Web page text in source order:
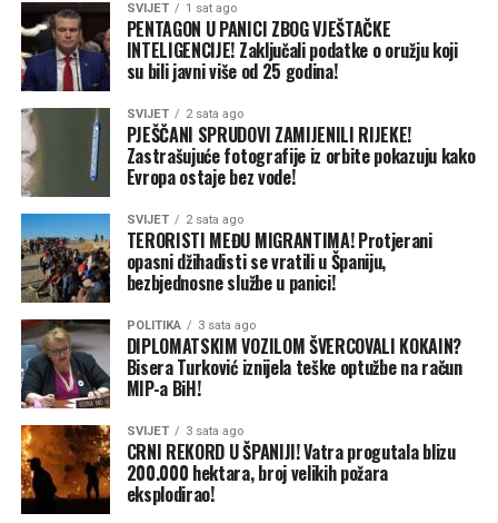
Podsjećamo, iz Vatrogasno-spasilačke brigade saopštili
su ranije da je požar gasilo 14 vatrogasaca sa četiri
vozila.
Pored toga, vatrogasci su gasili i požar koji je zahvatio
smeće i nisko rastinje u Kolima, kao i požar u šumi u
Mišinom Hanu.
Takođe, imali su i tehničku intervenciju zbog prevrtanja
traktora na Stričićima, prenose Nezavisne.
SVIJET 1 sat ago
PENTAGON U PANICI ZBOG VJEŠTAČKE
INTELIGENCIJE! Zaključali podatke o oružju koji
su bili javni više od 25 godina!
SVIJET 2 sata ago
PJEŠČANI SPRUDOVI ZAMIJENILI RIJEKE!
Zastrašujuće fotografije iz orbite pokazuju kako
Evropa ostaje bez vode!
SVIJET 2 sata ago
TERORISTI MEĐU MIGRANTIMA! Protjerani
opasni džihadisti se vratili u Španiju,
bezbjednosne službe u panici!
POLITIKA 3 sata ago
DIPLOMATSKIM VOZILOM ŠVERCOVALI KOKAIN?
Bisera Turković iznijela teške optužbe na račun
MIP-a BiH!
SVIJET 3 sata ago
CRNI REKORD U ŠPANIJI! Vatra progutala blizu
200.000 hektara, broj velikih požara
eksplodirao!